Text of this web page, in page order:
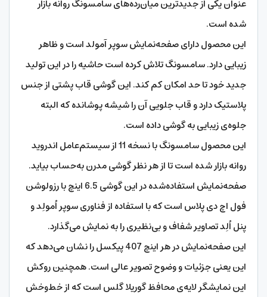
عنوان یکی از جدیدترین میان‌رده‌های سامسونگ روانه بازار
شده است.
این محصول دارای صفحه‌نمایش سوپر آمولد است و ظاهر
زیبایی دارد. سامسونگ تلاش کرده است حاشیه را در این تولید
جدید خود تا حد امکان کم کند. این گوشی قاب پشتی از جنس
پلاستیک دارد و قاب جلویی آن را شیشه پوشانده که البته
جلوه‌ی زیبایی به گوشی داده است.
این محصول سامسونگ با نسخه 11 از سیستم‌عامل اندروید
روانه بازار شده است تا از هر نظر گوشی مدرن به‌حساب بیاید.
صفحه‌نمایش استفاده‌شده در این گوشی 6.5 اینچ با رزولوشن
فول اچ دی پلاس است که با استفاده از فناوری سوپر اُمولِد و
پنل اُلِد تصاویر شفاف و بی‌نظیری را به نمایش می‌گذارد.
این صفحه‌نمایش در هر اینچ 407 پیکسل را نشان می‌دهد که
این یعنی جزئیات و وضوح تصویر عالی است. همچنین روکش
این نمایشگر لایه‌ی محافظ گوریلا گلس است که از خط‌وخش